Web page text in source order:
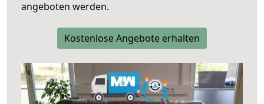
angeboten werden.
Kostenlose Angebote erhalten